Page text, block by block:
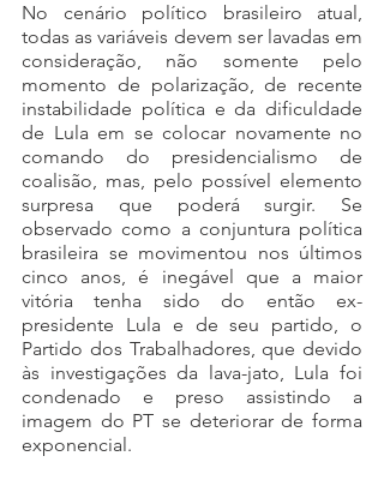
No cenário político brasileiro atual,
todas as variáveis devem ser lavadas em
consideração, não somente pelo
momento de polarização, de recente
instabilidade política e da dificuldade
de Lula em se colocar novamente no
comando do presidencialismo de
coalisão, mas, pelo possível elemento
surpresa que poderá surgir. Se
observado como a conjuntura política
brasileira se movimentou nos últimos
cinco anos, é inegável que a maior
vitória tenha sido do então ex-
presidente Lula e de seu partido, o
Partido dos Trabalhadores, que devido
às investigações da lava-jato, Lula foi
condenado e preso assistindo a
imagem do PT se deteriorar de forma
exponencial.